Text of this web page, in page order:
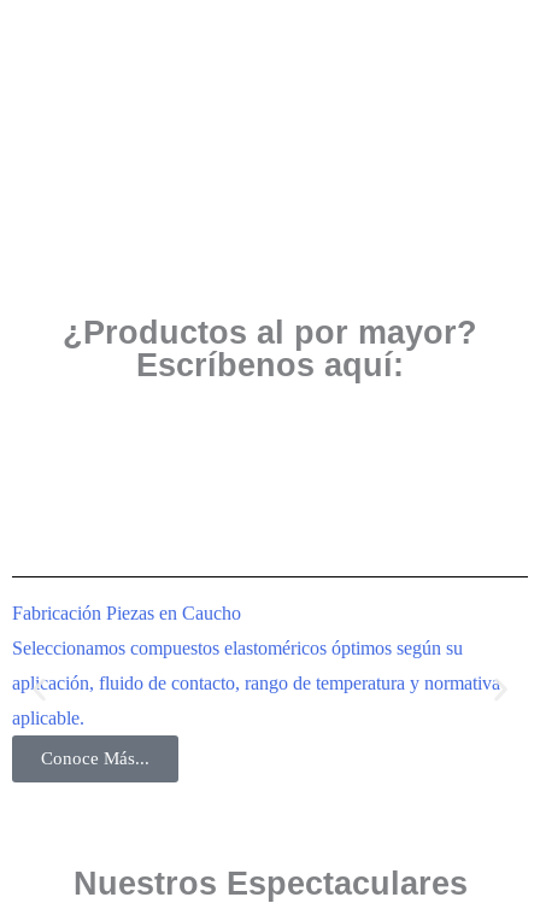
¿Productos al por mayor?
Escríbenos aquí:
Fabricación Piezas en Caucho
Seleccionamos compuestos elastoméricos óptimos según su
aplicación, fluido de contacto, rango de temperatura y normativa
aplicable.
Conoce Más...
Nuestros Espectaculares